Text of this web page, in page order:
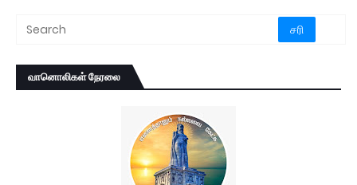
வானொலிகள் நேரலை